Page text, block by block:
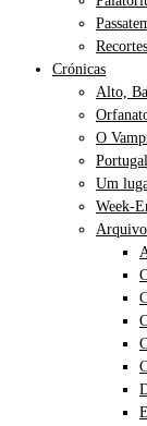
Crónicas
Alto,
O
Um
Week-
Arquivo